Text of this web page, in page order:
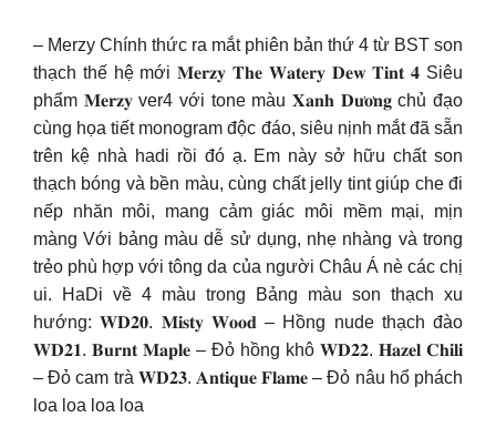
– Merzy Chính thức ra mắt phiên bản thứ 4 từ BST son
thạch thế hệ mới 𝐌𝐞𝐫𝐳𝐲 𝐓𝐡𝐞 𝐖𝐚𝐭𝐞𝐫𝐲 𝐃𝐞𝐰 𝐓𝐢𝐧𝐭 𝟒 Siêu
phẩm 𝐌𝐞𝐫𝐳𝐲 ver4 với tone màu 𝐗𝐚𝐧𝐡 𝐃𝐮̛𝐨̛𝐧𝐠 chủ đạo
cùng họa tiết monogram độc đáo, siêu nịnh mắt đã sẵn
trên kệ nhà hadi rồi đó ạ. Em này sở hữu chất son
thạch bóng và bền màu, cùng chất jelly tint giúp che đi
nếp nhăn môi, mang cảm giác môi mềm mại, mịn
màng Với bảng màu dễ sử dụng, nhẹ nhàng và trong
trẻo phù hợp với tông da của người Châu Á nè các chị
ui. HaDi về 4 màu trong Bảng màu son thạch xu
hướng: 𝐖𝐃𝟐𝟎. 𝐌𝐢𝐬𝐭𝐲 𝐖𝐨𝐨𝐝 – Hồng nude thạch đào
𝐖𝐃𝟐𝟏. 𝐁𝐮𝐫𝐧𝐭 𝐌𝐚𝐩𝐥𝐞 – Đỏ hồng khô 𝐖𝐃𝟐𝟐. 𝐇𝐚𝐳𝐞𝐥 𝐂𝐡𝐢𝐥𝐢
– Đỏ cam trà 𝐖𝐃𝟐𝟑. 𝐀𝐧𝐭𝐢𝐪𝐮𝐞 𝐅𝐥𝐚𝐦𝐞 – Đỏ nâu hổ phách
loa loa loa loa